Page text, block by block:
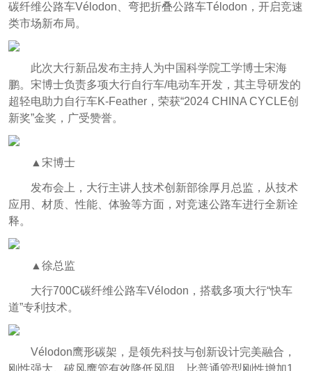
碳纤维公路车Vélodon、弯把折叠公路车Télodon，开启竞速
类市场新布局。
此次大行新品发布主持人为中国科学院工学博士宋海
鹏。宋博士负责多项大行自行车/电动车开发，其主导研发的
超轻电助力自行车K-Feather，荣获“2024 CHINA CYCLE创
新奖”金奖，广受赞誉。
▲宋博士
发布会上，大行主讲人技术创新部徐厚月总监，从技术
应用、材质、性能、体验等方面，对竞速公路车进行全新诠
释。
▲徐总监
大行700C碳纤维公路车Vélodon，搭载多项大行“快车
道”专利技术。
Vélodon鹰形碳架，是领先科技与创新设计完美融合，
刚性强大。破风鹰管有效降低风阻，比普通管型刚性增加1